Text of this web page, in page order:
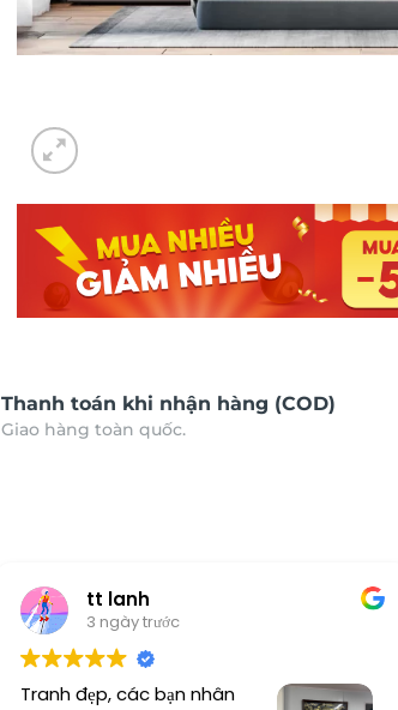
Thanh toán khi nhận hàng (COD)
Giao hàng toàn quốc.
tt lanh
3 ngày trước
Tranh đẹp, các bạn nhân